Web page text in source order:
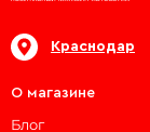
Краснодар
О магазине
Блог